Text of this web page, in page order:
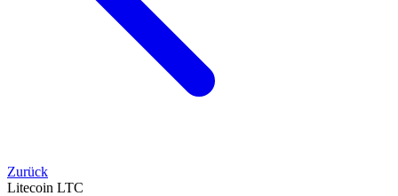
Zurück
Litecoin LTC